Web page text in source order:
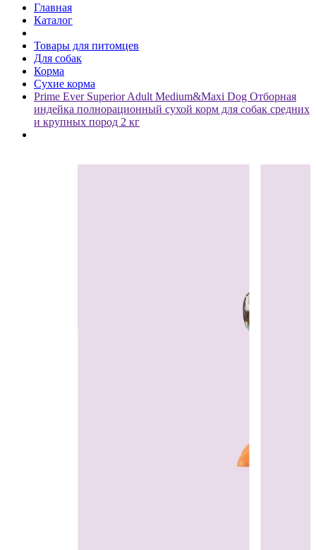
Главная
Каталог
Товары для питомцев
Для собак
Корма
Сухие корма
Prime Ever Superior Adult Medium&Maxi Dog Отборная
индейка полнорационный сухой корм для собак cредних
и крупных пород 2 кг